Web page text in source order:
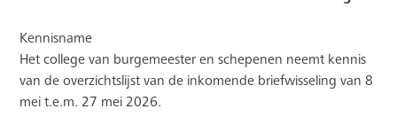
Kennisname
Het college van burgemeester en schepenen neemt kennis
van de overzichtslijst van de inkomende briefwisseling van 8
mei t.e.m. 27 mei 2026.